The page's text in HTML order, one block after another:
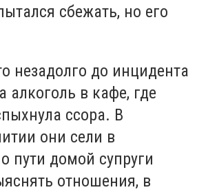
сбежать, но его
незадолго до инцидента
алкоголь в кафе, где
ссора. В
они сели в
пути домой супруги
отношения, в